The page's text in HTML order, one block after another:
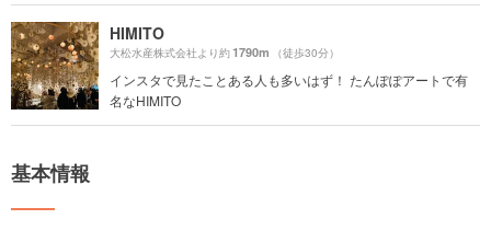
HIMITO
大松水産株式会社より約1790m （徒歩30分）
インスタで見たことある人も多いはず！ たんぽぽアートで有
名なHIMITO
基本情報